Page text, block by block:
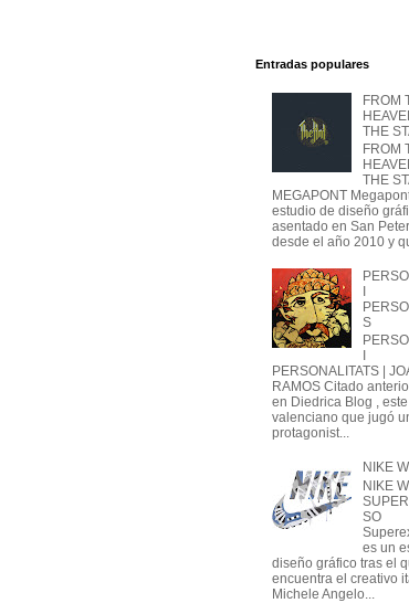
Entradas populares
FROM
THE
FROM
THE
MEGAPONT
estudio de diseño
asentado en San
desde el año 2010 y
S
PERSONALITATS |
RAMOS Citado
en Diedrica Blog ,
valenciano que jugó
protagonist...
NIKE
NIKE
SO
es un
diseño gráfico tras el
encuentra el creativo
Michele Angelo...